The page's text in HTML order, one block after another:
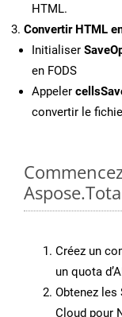
HTML.
Convertir HTML
Initialiser
en FODS
Appeler
convertir le
Créez un
un quota
Obtenez les
Cloud pour